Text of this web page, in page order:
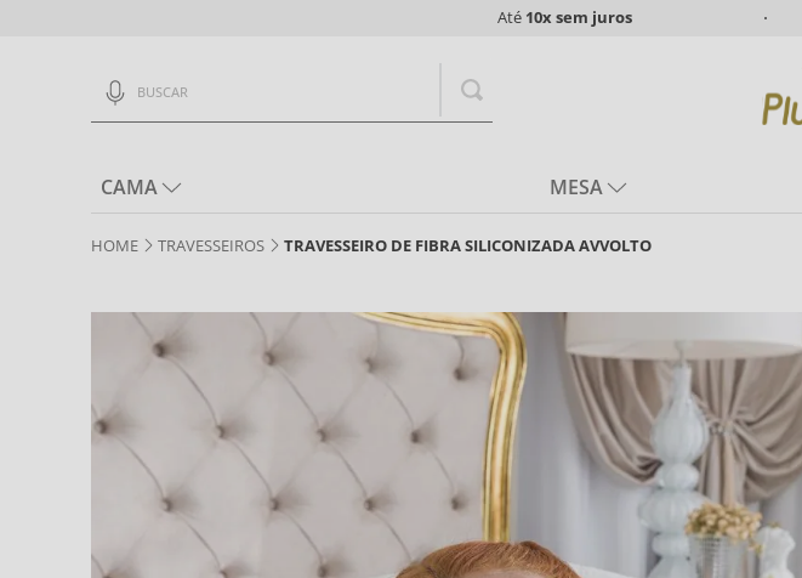
Até 10xsem juros
CAMA MESA
TRAVESSEIROS TRAVESSEIRO DE FIBRA SILICONIZADA AVVOLTO